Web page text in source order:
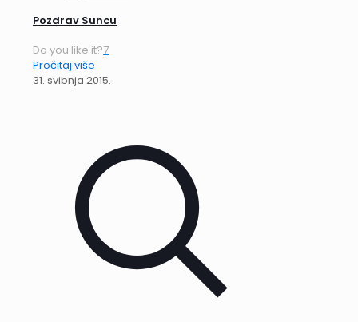
Pozdrav Suncu
Do you like it?7
Pročitaj više
31. svibnja 2015.